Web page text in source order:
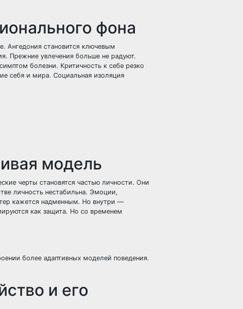
фона
Ангедония становится ключевым
Прежние увлечения больше не радуют.
болезни. Критичность к себе резко
себя и мира. Социальная изоляция
модель
черты становятся частью личности. Они
личность нестабильна. Эмоции,
кажется надменным. Но внутри —
как защита. Но со временем
более адаптивных моделей поведения.
и его